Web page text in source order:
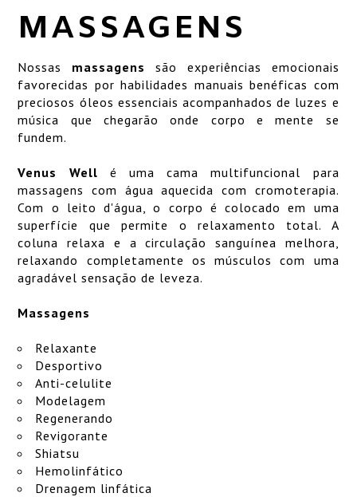
SERVIÇOS
ART GALLERY
GALERIA
MASSAGENS
Nossas massagens
são experiências emocionais
favorecidas por habilidades manuais benéficas com
preciosos óleos essenciais acompanhados de luzes e
música que chegarão onde corpo e mente se
fundem.
Venus Well é uma cama multifuncional para
massagens com água aquecida com cromoterapia.
Com o leito d'água, o corpo é colocado em uma
superfície que permite o relaxamento total. A
coluna relaxa e a circulação sanguínea melhora,
relaxando completamente os músculos com uma
agradável sensação de leveza.
Massagens
Relaxante
Desportivo
Anti-celulite
Modelagem
Regenerando
Revigorante
Shiatsu
Hemolinfático
Drenagem linfática